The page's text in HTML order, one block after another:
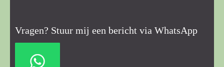
Vragen? Stuur mij een bericht via WhatsApp